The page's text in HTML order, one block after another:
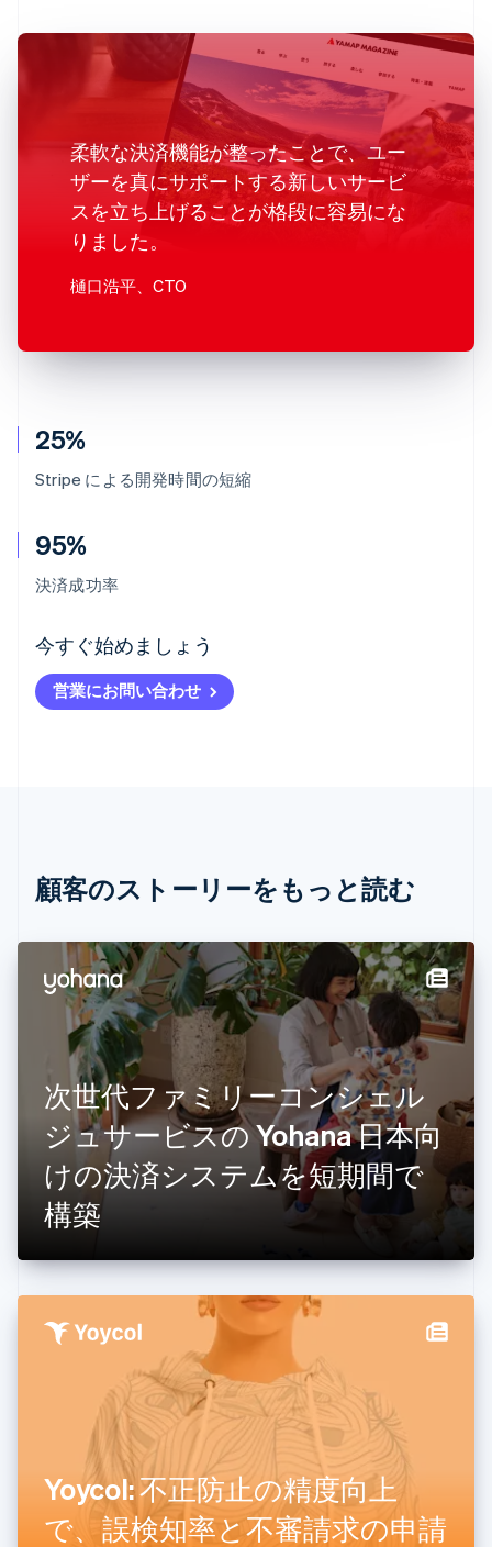
25%
Stripe による開発時間の短縮
95%
決済成功率
今すぐ始めましょう
営業にお問い合わせ
柔軟な決済機能が整ったことで、ユー
ザーを真にサポートする新しいサービ
スを立ち上げることが格段に容易にな
りました。
樋口浩平 、CTO
顧客のストーリーをもっと読む
次世代ファミリーコンシェル
ジュサービスの Yohana 日本向
けの決済システムを短期間で
構築
Yoycol: 不正防止の精度向上
で、誤検知率と不審請求の申請
アイルランド
English
アメリカ
EnglishEspañol简体中文
English
エストニア
オーストラリア
English
オーストリア
DeutschEnglish
オランダ
NederlandsEnglish
カナダ
EnglishFrançais
キプロス
English
ギリシア
English
クロアチア
ジブラルタル
English简体中文
スイス
Français Italiano
スウェーデン
SvenskaEnglish
スペイン
Español English
スロバキア
English
スロベニア